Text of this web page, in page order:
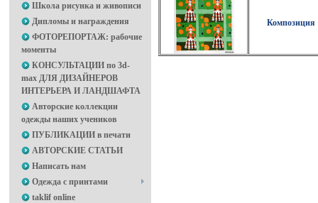
Школа рисунка и живописи
Дипломы и награждения
ФОТОРЕПОРТАЖ: рабочие
моменты
КОНСУЛЬТАЦИИ по 3d-
max ДЛЯ ДИЗАЙНЕРОВ
ИНТЕРЬЕРА И ЛАНДШАФТА
Авторские коллекции
одежды наших учеников
ПУБЛИКАЦИИ в печати
АВТОРСКИЕ СТАТЬИ
Написать нам
Одежда с принтами
taklif online
Композиция